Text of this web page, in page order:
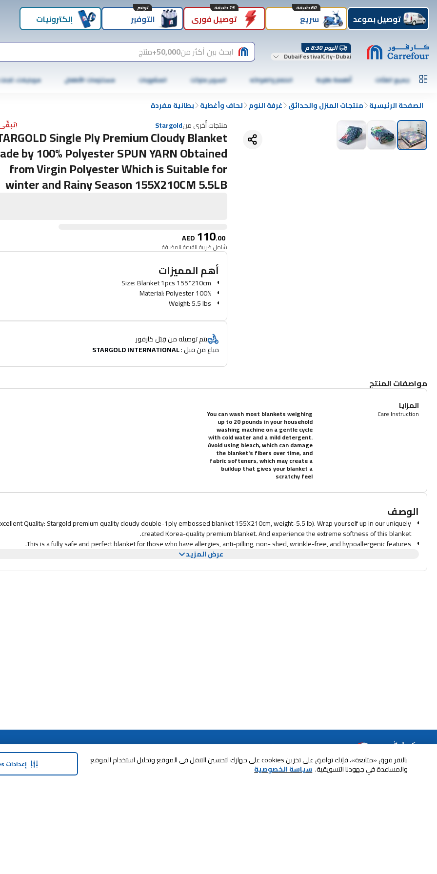
بالنقر فوق «متابعة»، فإنك توافق على تخزين cookies على جهازك لتحسين التنقل في الموقع وتحليل استخدام الموقع
والمساعدة في جهودنا التسويقية. سياسة الخصوصية إعدادات Cookies
توصيل بموعد سريع
60 دقيقة
توصيل فوري
15 دقيقة
التوفير
توفير
إلكترونيات
اليوم 8:30 م
DubaiFestivalCity-Dubai ابحث بين أكثر من50,000+ منتج
جميع الفئات أطعمة طازجة الخضار والفواكه السوبر ماركت المشروبات مستلزمات الأطفال موبايلات،
الصفحة الرئيسية منتجات المنزل والحدائق غرفة النوم لحاف وأغطية بطانية مفردة
منتجات أُخرى منStargold !تبقّى 3
Single Ply Premium Cloudy Blanket
by 100% Polyester SPUN YARN Obtained
from Virgin Polyester Which is Suitable for
winter and Rainy Season 155X210CM 5.5LB
AED 110.00
شامل ضريبة القيمة المضافة
أهم المميزات
Size: Blanket 1pcs 155*210cm
Material: Polyester 100%
Weight: 5.5 lbs
Do not use iron after washing
يتم توصيله من قِبَل كارفور
مباع من قبل : STARGOLD INTERNATIONAL
مواصفات المنتج
المزايا
Care Instruction
You can wash most blankets weighing
up to 20 pounds in your household
washing machine on a gentle cycle
with cold water and a mild detergent.
Avoid using bleach, which can damage
the blanket's fibers over time, and
fabric softeners, which may create a
buildup that gives your blanket a
scratchy feel
الوصف
Quality: Stargold premium quality cloudy double-1ply embossed blanket 155X210cm, weight-5.5 lb). Wrap yourself up in our uniquely
created Korea-quality premium blanket. And experience the extreme softness of this blanket.
This is a fully safe and perfect blanket for those who have allergies, anti-pilling, non- shed, wrinkle-free, and hypoallergenic features.
PURPOSE: A soft Korean quality blanket for a wide range of applications. It is a blanket for many purposes. The warm blanket will make you
warm & Soft: The flannel felt has a comfortable quality fabric, soft and skin-friendly, delicate and smooth. When the skin touches the blanket,
عرض المزيد
ابقى على تواصل معنا
خدمة العملاء
الصيانة والضمان
الاسترجاع و التبديل
حولنا
نبذة عن ماجد الفطيم
وفر معنا
خدمة الضمان
خطة الدفع المرنة